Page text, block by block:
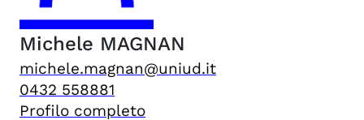
Michele MAGNAN
michele.magnan@uniud.it
0432 558881
Profilo completo